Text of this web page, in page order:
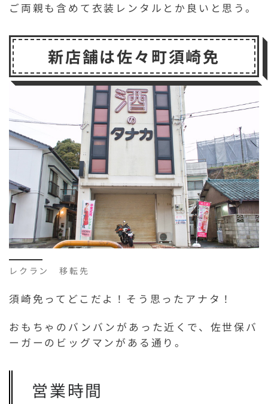
ご両親も含めて衣装レンタルとか良いと思う。
新店舗は佐々町須崎免
レクラン 移転先
須崎免ってどこだよ！そう思ったアナタ！
おもちゃのバンバンがあった近くで、佐世保バ
ーガーのビッグマンがある通り。
営業時間